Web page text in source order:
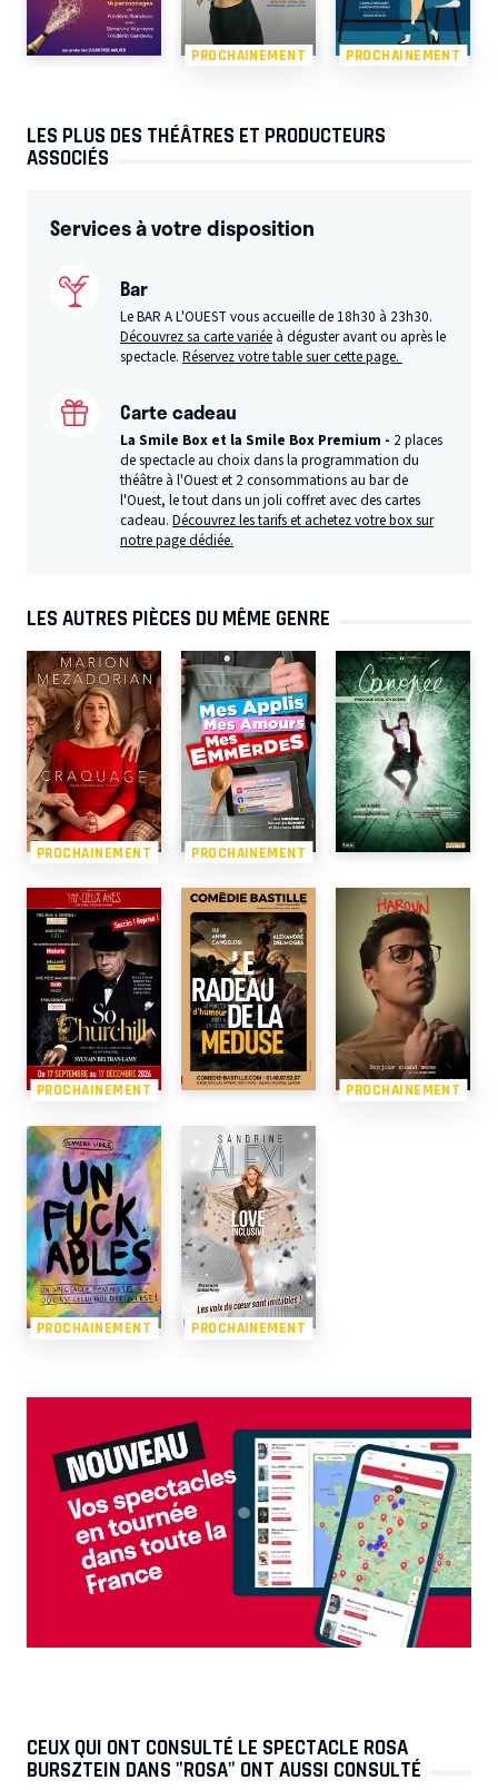
PROCHAINEMENT PROCHAINEMENT
LES PLUS DES THÉÂTRES ET PRODUCTEURS
ASSOCIÉS
Services à votre disposition
Bar
Le BAR A L'OUEST vous accueille de 18h30 à 23h30.
Découvrez sa carte variée à déguster avant ou après le
spectacle.Réservez votre table suer cette page.
Carte cadeau
La Smile Box et la Smile Box Premium - 2 places
de spectacle au choix dans la programmation du
théâtre à l'Ouest et 2 consommations au bar de
l'Ouest, le tout dans un joli coffret avec des cartes
cadeau.Découvrez les tarifs et achetez votre box sur
notre page dédiée.
LES AUTRES PIÈCES DU MÊME GENRE
PROCHAINEMENT PROCHAINEMENT
PROCHAINEMENT PROCHAINEMENT
PROCHAINEMENT PROCHAINEMENT
CEUX QUI ONT CONSULTÉ LE SPECTACLE ROSA
BURSZTEIN DANS "ROSA" ONT AUSSI CONSULTÉ